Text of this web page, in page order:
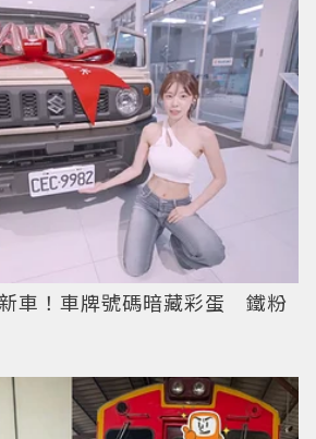
車！車牌號碼暗藏彩蛋 鐵粉